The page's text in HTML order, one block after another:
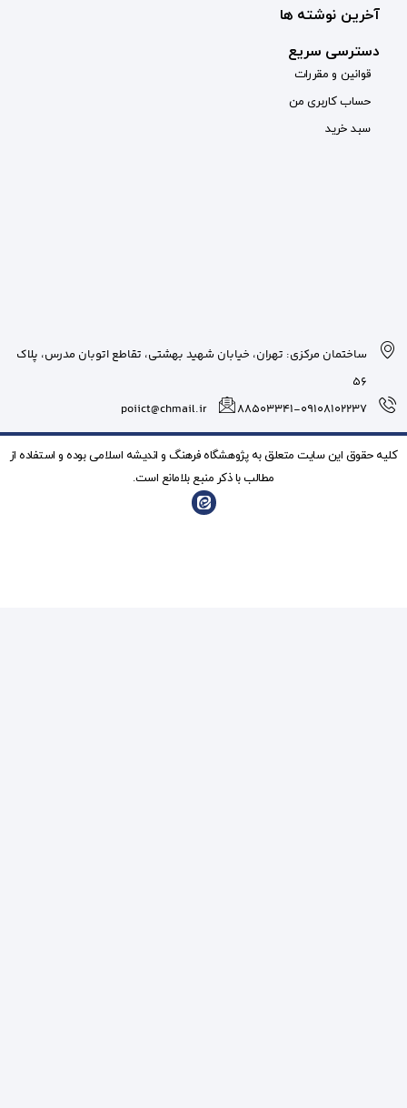
شهید بهشتی، تقاطع اتوبان مدرس، پلاک
poiict@chmail.ir
فرهنگ و انديشه اسلامی بوده و استفاده از